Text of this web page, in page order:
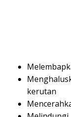
kerutan